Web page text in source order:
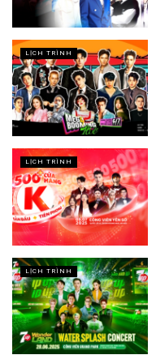
LỊCH TRÌNH
LỊCH TRÌNH
LỊCH TRÌNH